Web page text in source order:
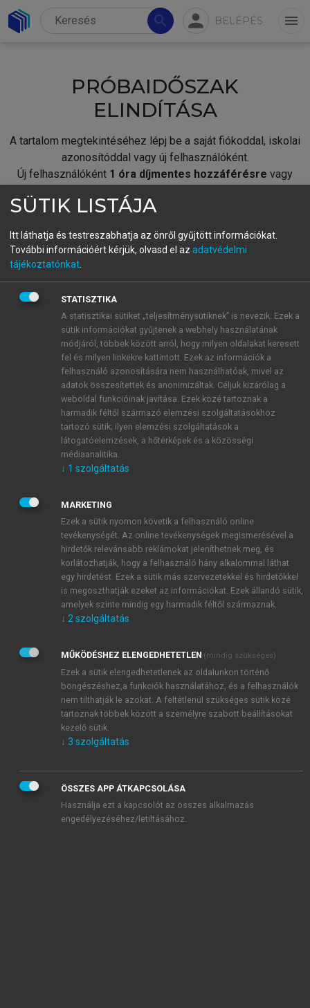
search person BELÉPÉS menu
PRÓBAIDŐSZAK
ELINDÍTÁSA
A tartalom megtekintéséhez lépj be a saját fiókoddal, iskolai
azonosítóddal vagy új felhasználóként.
Új felhasználóként 1 óra díjmentes hozzáférésre vagy
fiókoddal,vagy hozz létre új fiókot.
A regisztráció után apróbaidőszakautomatikusan
BELÉPÉS SAJÁT FIÓKKAL
ÚJ FIÓK LÉTREHOZÁSA
1 óra díjmentes hozzáférés
E-MAIL-CÍM
JELSZÓ
JELSZÓ ÚJRA
Kérek értesítést a MeRSZ újdonságairól, akcióiról.
Kérek értesítést az Akadémiai Kiadó Zrt. újdonságairól,
Adatkezelési tájékoztatóbanfoglaltakat tudomásul
veszem és elfogadom.
Általános vásárlási feltételeket, valamint a szotar.netés a
mersz.huoldalak licencszerződéseiben foglaltakat
tudomásul veszem és elfogadom.
KIPRÓBÁLOM
SÜTIK LISTÁJA
Itt láthatja és testreszabhatja az önről gyűjtött információkat.
További információért kérjük, olvasd el az adatvédelmi
tájékoztatónkat
STATISZTIKA
A statisztikai sütiket „teljesítménysütiknek” is nevezik. Ezek a
sütik információkat gyűjtenek a webhely használatának
módjáról, többek között arról, hogy milyen oldalakat keresett
fel és milyen linkekre kattintott. Ezek az információk a
felhasználó azonosítására nem használhatóak, mivel az
adatok összesítettek és anonimizáltak. Céljuk kizárólag a
weboldal funkcióinak javítása. Ezek közé tartoznak a
harmadik féltől származó elemzési szolgáltatásokhoz
tartozó sütik; ilyen elemzési szolgáltatások a
látogatóelemzések, a hőtérképek és a közösségi
médiaanalitika.
↓ 1 szolgáltatás
MARKETING
Ezek a sütik nyomon követik a felhasználó online
tevékenységét. Az online tevékenységek megismerésével a
hirdetők relevánsabb reklámokat jeleníthetnek meg, és
korlátozhatják, hogy a felhasználó hány alkalommal láthat
egy hirdetést. Ezek a sütik más szervezetekkel és hirdetőkkel
is megoszthatják ezeket az információkat. Ezek állandó sütik,
amelyek szinte mindig egy harmadik féltől származnak.
↓ 2 szolgáltatás
MŰKÖDÉSHEZ ELENGEDHETETLEN (mindig szükséges)
Ezek a sütik elengedhetetlenek az oldalunkon történő
böngészéshez,a funkciók használatához, és a felhasználók
nem tilthatják le azokat. A feltétlenül szükséges sütik közé
tartoznak többek között a személyre szabott beállításokat
kezelő sütik.
↓ 3 szolgáltatás
ÖSSZES APP ÁTKAPCSOLÁSA
Használja ezt a kapcsolót az összes alkalmazás
engedélyezéséhez/letiltásához.